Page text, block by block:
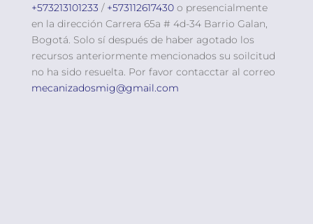
+573213101233 / +573112617430o presencialmente
en la dirección Carrera 65a # 4d-34 Barrio Galan,
Bogotá. Solo sí después de haber agotado los
recursos anteriormente mencionados su soilcitud
no ha sido resuelta. Por favor contacctar al correo
mecanizadosmig@gmail.com